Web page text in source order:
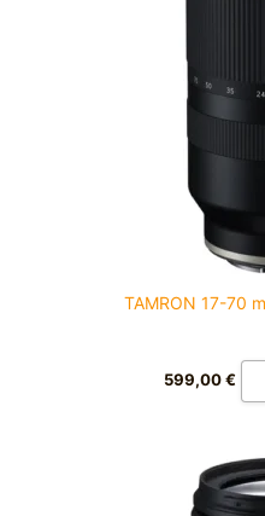
TAMRON 17-70
599,00€